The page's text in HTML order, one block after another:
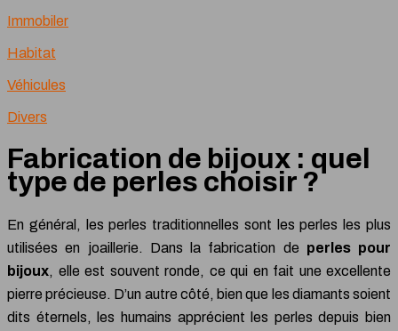
Immobiler
Habitat
Véhicules
Divers
Fabrication de bijoux : quel
type de perles choisir ?
En général, les perles traditionnelles sont les perles les plus
utilisées en joaillerie. Dans la fabrication de perles pour
bijoux, elle est souvent ronde, ce qui en fait une excellente
pierre précieuse. D’un autre côté, bien que les diamants soient
dits éternels, les humains apprécient les perles depuis bien